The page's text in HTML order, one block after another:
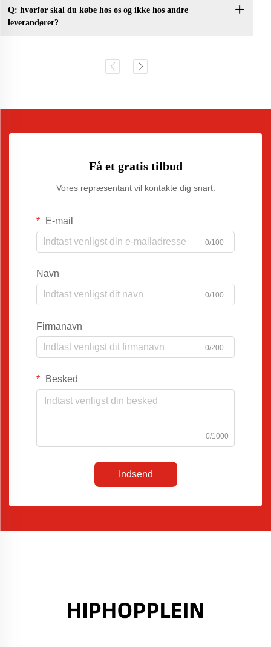
Q: hvorfor skal du købe hos os og ikke hos andre
leverandører?
Få et gratis tilbud
Vores repræsentant vil kontakte dig snart.
E-mail
0/100
Navn
0/100
Firmanavn
0/200
Besked
0/1000
Indsend